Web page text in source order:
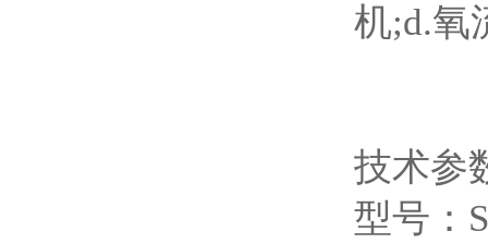
机;d.氧
技术参
型号：